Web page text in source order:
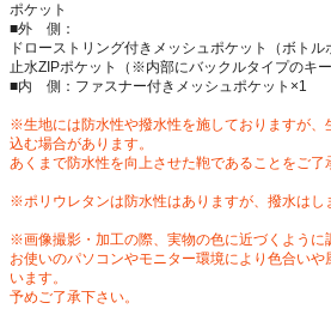
ポケット
■外 側：
ドローストリング付きメッシュポケット（ボトル
止水ZIPポケット（※内部にバックルタイプのキー
■内 側：ファスナー付きメッシュポケット×1
※生地には防水性や撥水性を施しておりますが、
込む場合があります。
あくまで防水性を向上させた鞄であることをご了
※ポリウレタンは防水性はありますが、撥水はし
※画像撮影・加工の際、実物の色に近づくように
お使いのパソコンやモニター環境により色合い
います。
予めご了承下さい。